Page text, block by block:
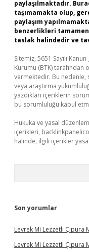
paylaşılmaktadır.
taşımamakta olup,
paylaşım
benzerlikleri
taslak halindedir ve
Sitemiz, 5651 Sayılı
Kurumu (BTK) tarafından
vermektedir. Bu
veya araştırma
yazdıkları içeriklerin
bu sorumluluğu kabul
Hukuka ve yasal
içerikleri,
halinde, ilgili içerikler
Son yorumlar
Levrek Mi Lezzetli Çipura
Levrek Mi Lezzetli Çipura